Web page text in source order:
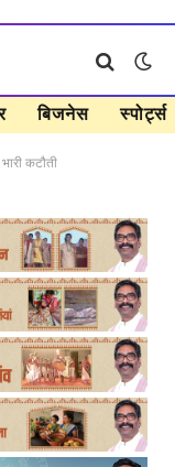
बिजनेस स्पोर्ट्स
कटौती